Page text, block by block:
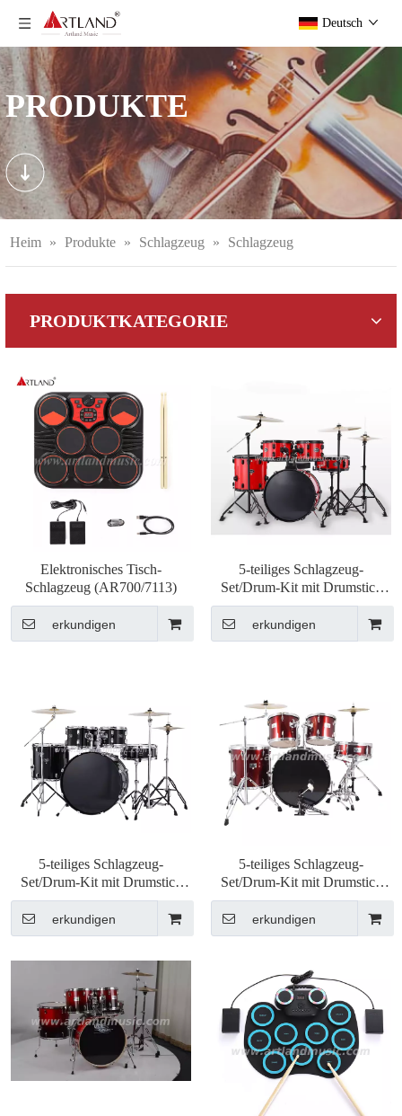
Deutsch
PRODUKTE
Heim » Produkte » Schlagzeug » Schlagzeug
PRODUKTKATEGORIE
Elektronisches Tisch-
Schlagzeug (AR700/7113)
erkundigen
5-teiliges Schlagzeug-
Set/Drum-Kit mit Drumstick
(DR2201), allgemeine Qualität
erkundigen
5-teiliges Schlagzeug-
Set/Drum-Kit mit Drumstick
(DR2202), allgemeine Qualität
erkundigen
5-teiliges Schlagzeug-
Set/Drum-Kit mit Drumstick
(DR0995), allgemeine Qualität
erkundigen